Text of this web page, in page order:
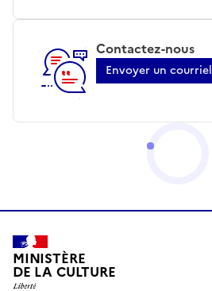
Contactez-nous
Envoyer un courriel
MINISTÈRE
DE LA CULTURE